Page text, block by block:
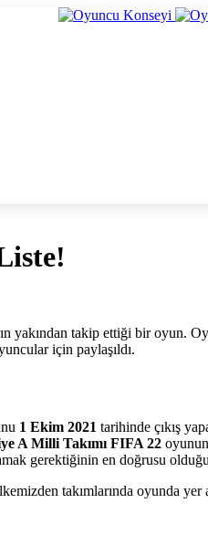
yakından takip ettiği bir oyun.
için paylaşıldı.
1 Ekim 2021 tarihinde çıkış
A Milli Takımı FIFA 22
gerektiğinin en doğrusu
takımlarında oyunda yer